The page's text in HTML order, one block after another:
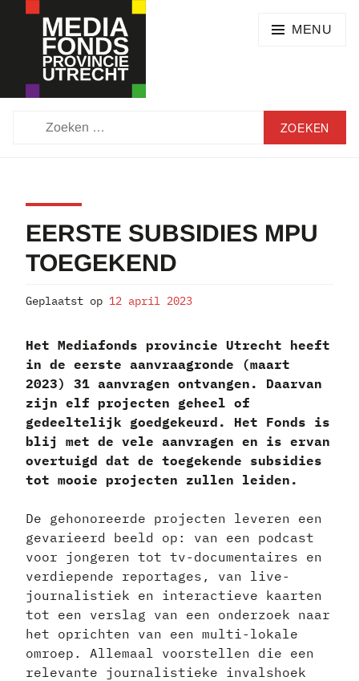
content
MENU
EERSTE SUBSIDIES MPU
TOEGEKEND
Geplaatst op 12 april 2023
Het Mediafonds provincie Utrecht heeft
in de eerste aanvraagronde (maart
2023) 31 aanvragen ontvangen. Daarvan
zijn elf projecten geheel of
gedeeltelijk goedgekeurd. Het Fonds is
blij met de vele aanvragen en is ervan
overtuigd dat de toegekende subsidies
tot mooie projecten zullen leiden.
De gehonoreerde projecten leveren een
gevarieerd beeld op: van een podcast
voor jongeren tot tv-documentaires en
verdiepende reportages, van live-
journalistiek en interactieve kaarten
tot een verslag van een onderzoek naar
het oprichten van een multi-lokale
omroep. Allemaal voorstellen die een
relevante journalistieke invalshoek